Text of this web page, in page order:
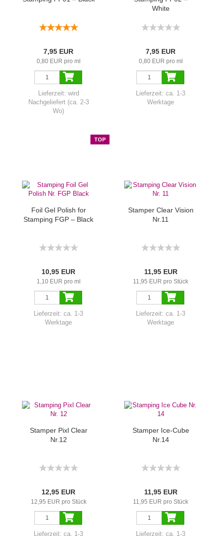
7,95 EUR
0,80 EUR pro ml
Lieferzeit: wird
Nachgeliefert (ca. 2-3
Wo)
White
7,95 EUR
0,80 EUR pro ml
Lieferzeit: ca. 1-3
Werktage
TOP
Foil Gel Polish for
Stamping FGP – Black
10,95 EUR
1,10 EUR pro ml
Lieferzeit: ca. 1-3
Werktage
Stamper Clear Vision
Nr.11
11,95 EUR
11,95 EUR pro Stück
Lieferzeit: ca. 1-3
Werktage
Stamper Pixl Clear
Nr.12
12,95 EUR
12,95 EUR pro Stück
Lieferzeit: ca. 1-3
Stamper Ice-Cube
Nr.14
11,95 EUR
11,95 EUR pro Stück
Lieferzeit: ca. 1-3